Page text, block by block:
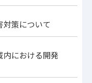
策について
内における開発